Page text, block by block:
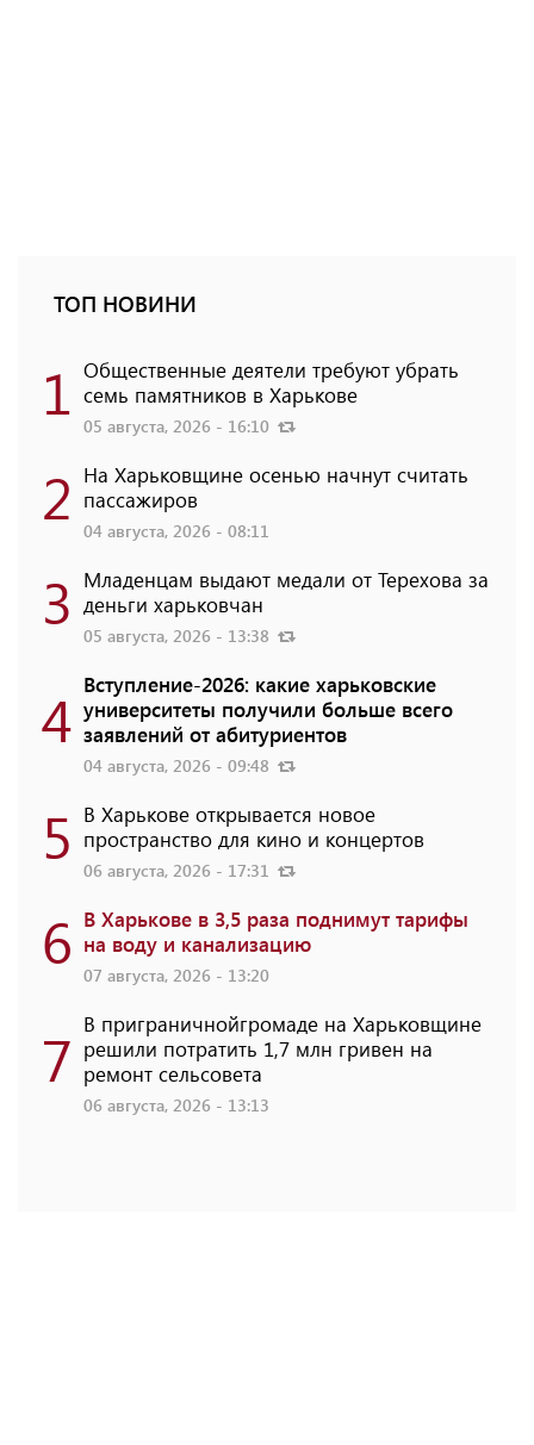
ТОП НОВИНИ
1 Общественные деятели требуют убрать
семь памятников в Харькове
05 августа, 2026 - 16:10
2 На Харьковщине осенью начнут считать
пассажиров
04 августа, 2026 - 08:11
3 Младенцам выдают медали от Терехова за
деньги харьковчан
05 августа, 2026 - 13:38
4 Вступление-2026: какие харьковские
университеты получили больше всего
заявлений от абитуриентов
04 августа, 2026 - 09:48
5 В Харькове открывается новое
пространство для кино и концертов
06 августа, 2026 - 17:31
6 В Харькове в 3,5 раза поднимут тарифы
на воду и канализацию
07 августа, 2026 - 13:20
7 В приграничнойгромаде на Харьковщине
решили потратить 1,7 млн ​​гривен на
ремонт сельсовета
06 августа, 2026 - 13:13